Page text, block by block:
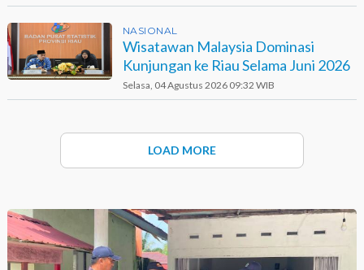
NASIONAL
Wisatawan Malaysia Dominasi
Kunjungan ke Riau Selama Juni 2026
Selasa, 04 Agustus 2026 09:32 WIB
LOAD MORE